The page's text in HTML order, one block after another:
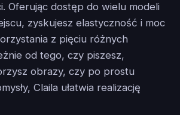
Oferując dostęp do wielu modeli
zyskujesz elastyczność i moc
z pięciu różnych
od tego, czy piszesz,
obrazy, czy po prostu
Claila ułatwia realizację